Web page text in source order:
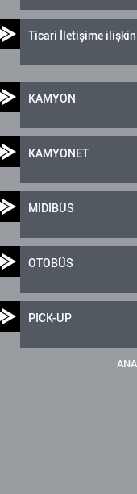
Ticari İletişime
KAMYON
KAMYONET
MİDİBÜS
OTOBÜS
PICK-UP